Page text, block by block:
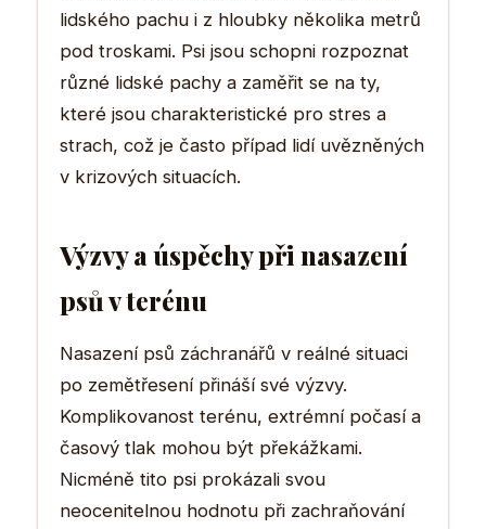
lidského pachu i z hloubky několika metrů
pod troskami. Psi jsou schopni rozpoznat
různé lidské pachy a zaměřit se na ty,
které jsou charakteristické pro stres a
strach, což je často případ lidí uvězněných
v krizových situacích.
Výzvy a úspěchy při nasazení
psů v terénu
Nasazení psů záchranářů v reálné situaci
po zemětřesení přináší své výzvy.
Komplikovanost terénu, extrémní počasí a
časový tlak mohou být překážkami.
Nicméně tito psi prokázali svou
neocenitelnou hodnotu při zachraňování